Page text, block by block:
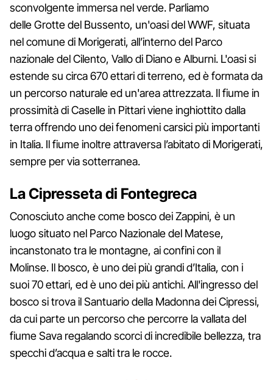
sconvolgente immersa nel verde. Parliamo
delle Grotte del Bussento, un'oasi del WWF, situata
nel comune di Morigerati, all’interno del Parco
nazionale del Cilento, Vallo di Diano e Alburni. L'oasi si
estende su circa 670 ettari di terreno, ed è formata da
un percorso naturale ed un'area attrezzata. Il fiume in
prossimità di Caselle in Pittari viene inghiottito dalla
terra offrendo uno dei fenomeni carsici più importanti
in Italia. Il fiume inoltre attraversa l’abitato di Morigerati,
sempre per via sotterranea.
La Cipresseta di Fontegreca
Conosciuto anche come bosco dei Zappini, è un
luogo situato nel Parco Nazionale del Matese,
incanstonato tra le montagne, ai confini con il
Molinse. Il bosco, è uno dei più grandi d’Italia, con i
suoi 70 ettari, ed è uno dei più antichi. All'ingresso del
bosco si trova il Santuario della Madonna dei Cipressi,
da cui parte un percorso che percorre la vallata del
fiume Sava regalando scorci di incredibile bellezza, tra
specchi d’acqua e salti tra le rocce.